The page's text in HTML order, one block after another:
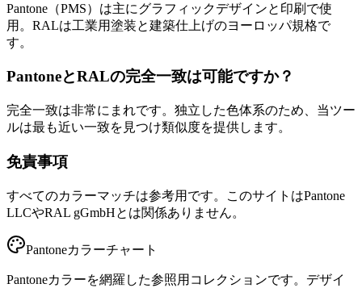
Pantone（PMS）は主にグラフィックデザインと印刷で使
用。RALは工業用塗装と建築仕上げのヨーロッパ規格で
す。
PantoneとRALの完全一致は可能ですか？
完全一致は非常にまれです。独立した色体系のため、当ツー
ルは最も近い一致を見つけ類似度を提供します。
免責事項
すべてのカラーマッチは参考用です。このサイトはPantone
LLCやRAL gGmbHとは関係ありません。
Pantoneカラーチャート
Pantoneカラーを網羅した参照用コレクションです。デザイ